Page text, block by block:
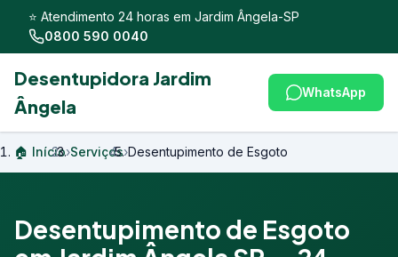
⭐ Atendimento 24 horas em Jardim Ângela-SP
0800 590 0040
Desentupidora Jardim
Ângela
WhatsApp
🏠 Início›Serviços›Desentupimento de Esgoto
Desentupimento de Esgoto